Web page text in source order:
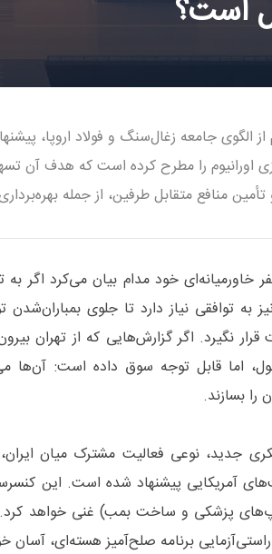
است؟
از الگوی جامعه زغال‌سنگ و فولاد اروپا،
اورانیوم را مطرح کرده است که هدف آن
تأمین منافع متقابل طرفین، از جمله
خاورمیانه‌ای خود مدام بیان می‌کرد اگر
به توافقی نیاز دارد تا جلوی
قرار نگیرد. اگر گزارش‌هایی که از تهران
اما قابل توجه سوق داده است: آن‌ها
را بسازند.
جدید، نوعی فعالیت مشترک میان
آمریکایی پیشنهاد شده است. این
پزشکی و ساخت بمب) غنی خواهد کرد.
راستی‌آزمایی برنامه صلح‌آمیز هسته‌ای، آسان